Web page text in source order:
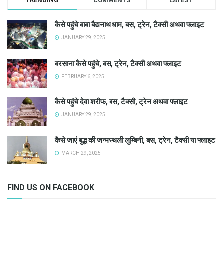
कैसे पहुंचे बाबा बैद्यनाथ धाम, बस, ट्रेन, टैक्सी अथवा फ्लाइट
JANUARY 29, 2025
बरसाना कैसे पहुंचे, बस, ट्रेन, टैक्सी अथवा फ्लाइट
FEBRUARY 6, 2025
कैसे पहुंचे देवा शरीफ, बस, टैक्सी, ट्रेन अथवा फ्लाइट
JANUARY 29, 2025
कैसे जाएं बुद्ध की जन्मस्थली लुम्बिनी, बस, ट्रेन, टैक्सी या फ्लाइट
MARCH 29, 2025
FIND US ON FACEBOOK